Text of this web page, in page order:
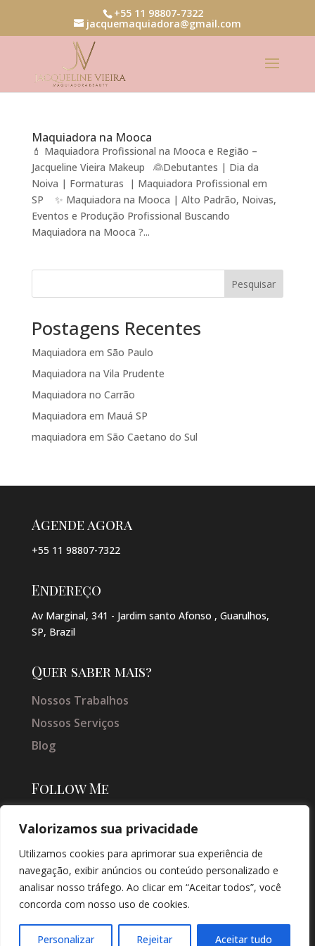
Valorizamos sua privacidade
Utilizamos cookies para aprimorar sua experiência de
navegação, exibir anúncios ou conteúdo personalizado e
analisar nosso tráfego. Ao clicar em “Aceitar todos”, você
concorda com nosso uso de cookies.
Personalizar Rejeitar Aceitar tudo
+55 11 98807-7322
jacquemaquiadora@gmail.com
Maquiadora na Mooca
💄 Maquiadora Profissional na Mooca e Região –
Jacqueline Vieira Makeup 👰Debutantes | Dia da
Noiva | Formaturas | Maquiadora Profissional em
SP ✨ Maquiadora na Mooca | Alto Padrão, Noivas,
Eventos e Produção Profissional Buscando
Maquiadora na Mooca ?...
Pesquisar
Postagens Recentes
Maquiadora em São Paulo
Maquiadora na Vila Prudente
Maquiadora no Carrão
Maquiadora em Mauá SP
maquiadora em São Caetano do Sul
Agende agora
+55 11 98807-7322
Endereço
Av Marginal, 341 - Jardim santo Afonso , Guarulhos,
SP, Brazil
Quer saber mais?
Nossos Trabalhos
Nossos Serviços
Blog
Follow Me
SOLUÇÕES DIGITAIS |
CRIAÇÃO DE SITES